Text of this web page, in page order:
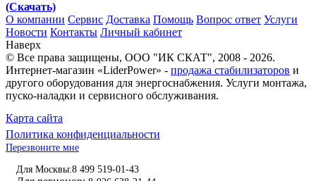
(Скачать)
О компании Сервис Доставка Помощь Вопрос ответ Услуги
Новости Контакты Личный кабинет
Наверх
© Все права защищены, ООО "ИК СКАТ", 2008 - 2026.
Интернет-магазин «LiderPower» - продажа стабилизаторов и
другого оборудования для энергоснабжения. Услуги монтажа,
пуско-наладки и сервисного обслуживания.
Карта сайта
Политика конфиденциальности
Перезвоните мне
Для Москвы:8 499 519-01-43